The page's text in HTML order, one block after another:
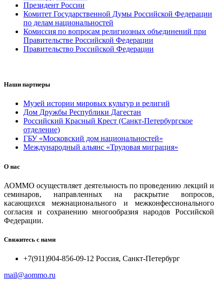
Президент России
Комитет Государственной Думы Российской Федерации
по делам национальностей
Комиссия по вопросам религиозных объединений при
Правительстве Российской Федерации
Правительство Российской Федерации
Наши партнеры
Музей истории мировых культур и религий
Дом Дружбы Республики Дагестан
Российский Красный Крест (Санкт-Петербургское
отделение)
ГБУ «Московский дом национальностей»
Международный альянс «Трудовая миграция»
О нас
АОММО осуществляет деятельность по проведению лекций и
семинаров, направленных на раскрытие вопросов,
касающихся межнационального и межконфессионального
согласия и сохранению многообразия народов Российской
Федерации.
Свяжитесь с нами
+7(911)904-856-09-12 Россия, Санкт-Петербург
mail@aommo.ru